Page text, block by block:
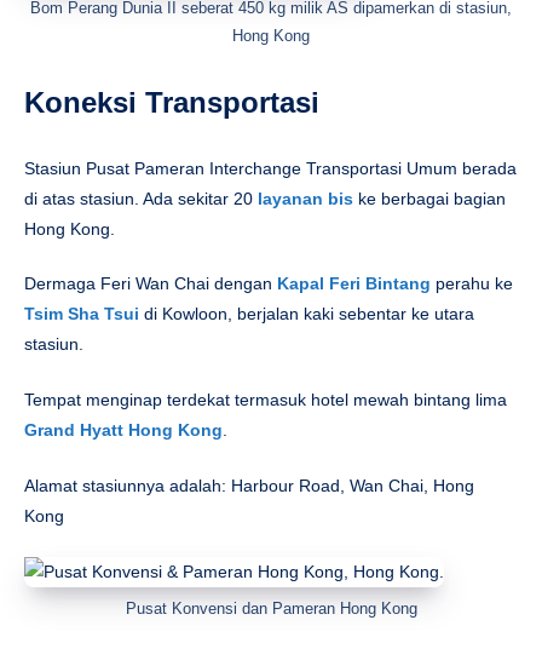
Bom Perang Dunia II seberat 450 kg milik AS dipamerkan di stasiun,
Hong Kong
Koneksi Transportasi
Stasiun Pusat Pameran Interchange Transportasi Umum berada
di atas stasiun. Ada sekitar 20 layanan bis ke berbagai bagian
Hong Kong.
Dermaga Feri Wan Chai dengan Kapal Feri Bintang perahu ke
Tsim Sha Tsui di Kowloon, berjalan kaki sebentar ke utara
stasiun.
Tempat menginap terdekat termasuk hotel mewah bintang lima
Grand Hyatt Hong Kong.
Alamat stasiunnya adalah: Harbour Road, Wan Chai, Hong
Kong
Pusat Konvensi dan Pameran Hong Kong